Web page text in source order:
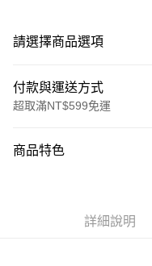
請選擇商品選項
付款與運送方式
超取滿NT$599免運
信用卡一次付款
商品特色
詳細說明